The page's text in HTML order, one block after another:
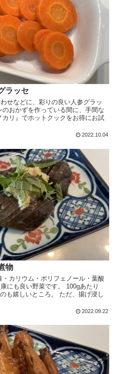
ラッセ
せなどに、彩りの良い人参グラッ
おかずを作っている間に、手間な
リ』でホットクックをお得にお試
2022.10.04
物
カリウム・ポリフェノール・葉酸
にも良い野菜です。 100gあたり
も嬉しいところ。 ただ、揚げ浸し
2022.09.22